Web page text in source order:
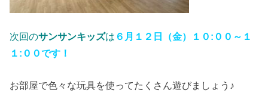
次回のサンサンキッズは ６月１２日（金）１０:００～１
１:００です！
お部屋で色々な玩具を使ってたくさん遊びましょう♪